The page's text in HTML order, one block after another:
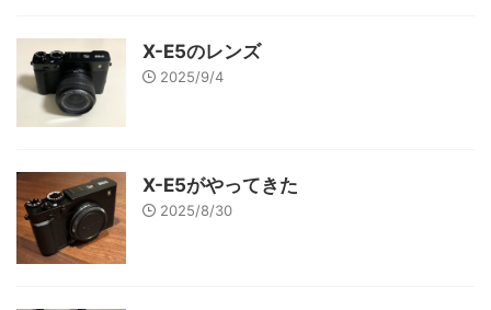
X-E5のレンズ
2025/9/4
X-E5がやってきた
2025/8/30